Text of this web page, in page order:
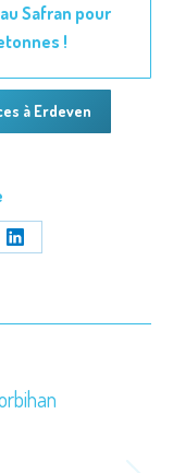
Safran pour
!
à Erdeven
Share
LinkedIn